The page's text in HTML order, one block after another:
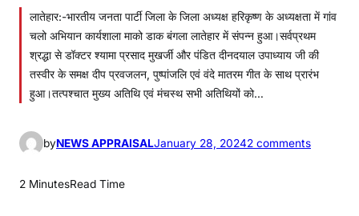
लातेहार:-भारतीय जनता पार्टी जिला के जिला अध्यक्ष हरिकृष्ण के अध्यक्षता में गांव
चलो अभियान कार्यशाला माको डाक बंगला लातेहार में संपन्न हुआ।सर्वप्रथम
श्रद्धा से डॉक्टर श्यामा प्रसाद मुखर्जी और पंडित दीनदयाल उपाध्याय जी की
तस्वीर के समक्ष दीप प्रवजलन, पुष्पांजलि एवं वंदे मातरम गीत के साथ प्रारंभ
हुआ।तत्पश्चात मुख्य अतिथि एवं मंचस्थ सभी अतिथियों को…
byNEWS APPRAISALJanuary 28, 20242 commentso
2 MinutesRead Time